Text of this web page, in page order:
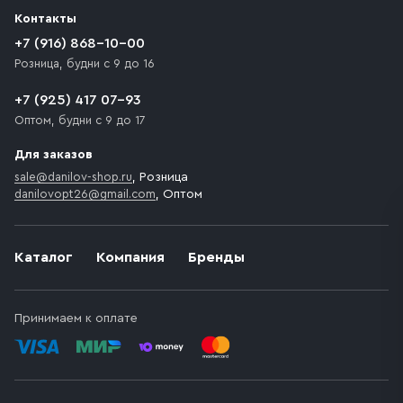
движения. Если на территории места назначения
доставки предусмотрен платный въезд, то Покупателю
необходимо компенсировать стоимость въезда
Каталог Компания Бренды
Принимаем к оплате
Контакты
+7 (916) 868-10-00
Розница, будни с 9 до 16
+7 (925) 417 07-93
Оптом, будни с 9 до 17
Для заказов
sale@danilov-shop.ru, Розница
danilovopt26@gmail.com, Оптом